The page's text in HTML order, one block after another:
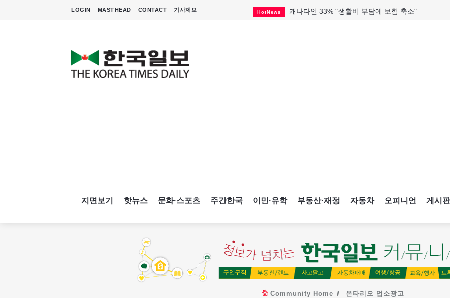
LOGIN MASTHEAD CONTACT 기사제보 HotNews 캐나다인 33% "생활비 부담에 보험 축소"
지면보기 핫뉴스 문화·스포츠 주간한국 이민·유학 부동산·재정 자동차 오피니언 게시판
Community Home 온타리오 업소광고